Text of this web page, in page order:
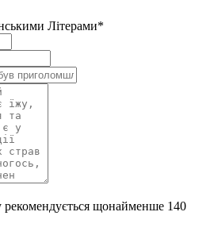
Літерами*
щонайменше 140